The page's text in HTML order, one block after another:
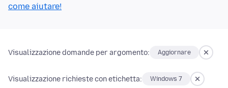
come aiutare!
Visualizzazione domande per argomento: Aggiornare
Visualizzazione richieste con etichetta: Windows 7